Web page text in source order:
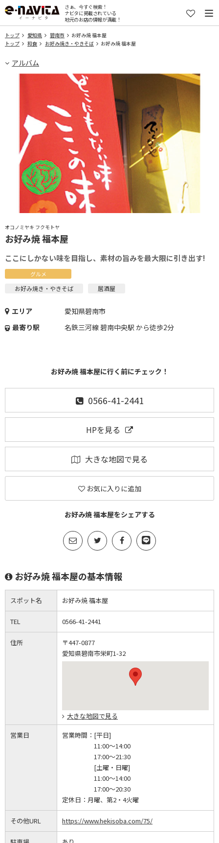
さぁ、今すぐ検索！
ナビタに掲載されている
地元のお店の情報が満載！
トップ 愛知県 碧南市
お好み焼 福本屋
トップ
和食 お好み焼き・やきそば お好み焼 福本屋
アルバム
オコノミヤキ フクモトヤ
お好み焼 福本屋
ここにしかない味を目指し、素材の旨みを最大限に引き出す!
グルメ
お好み焼き・やきそば 居酒屋
エリア
愛知県碧南市
最寄り駅
名鉄三河線 碧南中央駅 から徒歩2分
お好み焼 福本屋に行く前にチェック！
0566-41-2441
HPを見る
大きな地図で見る
お気に入りに追加
お好み焼 福本屋をシェアする
お好み焼 福本屋の基本情報
スポット名 お好み焼 福本屋
TEL 0566-41-2441
住所
〒447-0877
愛知県碧南市栄町1-32
大きな地図で見る
営業日 営業時間： [平日]
11:00～14:00
17:00～21:30
[土曜・日曜]
11:00～14:00
17:00～20:30
定休日： 月曜、第2・4火曜
その他URL https://www.hekisoba.com/75/